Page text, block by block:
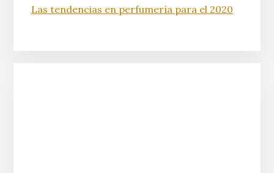
Las tendencias en perfumería para el 2020